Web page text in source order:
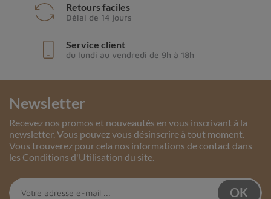
Retours faciles
Délai de 14 jours
Service client
du lundi au vendredi de 9h à 18h
Newsletter
Recevez nos promos et nouveautés en vous inscrivant à la
newsletter. Vous pouvez vous désinscrire à tout moment.
Vous trouverez pour cela nos informations de contact dans
les Conditions d'Utilisation du site.